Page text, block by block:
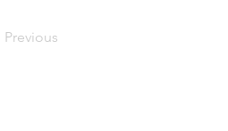
Previous